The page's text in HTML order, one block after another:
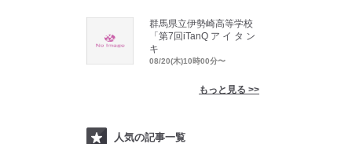
群馬県立伊勢崎高等学校
「第7回iTanQ ア イ タ ン
キ
08/20(木)10時00分〜
もっと見る >>
人気の記事一覧